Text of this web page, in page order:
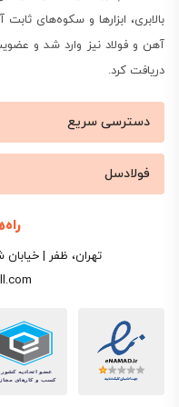
یک شاخه و چیزی در
مرداد 1405
شده است تا پیش‌از بستن
امروز برای
قیمت میلگرد
بالابری، ابزارها و سکوه‌های
آهن و فولاد نیز وارد شد و
دریافت کرد.
دسترسی سریع
فولادسل
تهران، ظفر | خیابان